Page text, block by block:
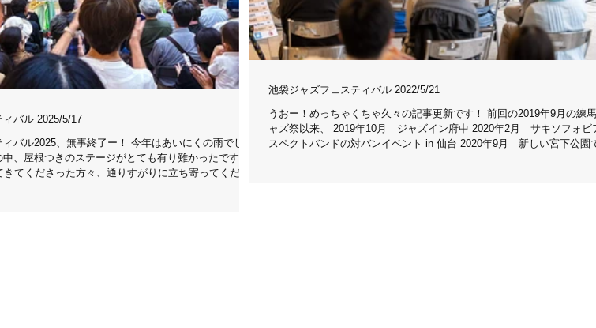
バル 2025/5/17
バル2025、無事終了ー！ 今年はあいにくの雨でし
、屋根つきのステージがとても有り難かったです。
きてくださった方々、通りすがりに立ち寄ってくださ
池袋ジャズフェスティバル 2022/5/21
うおー！めっちゃくちゃ久々の記事更新です！ 前回の2019年9月の練
ャズ祭以来、 2019年10月 ジャズイン府中 2020年2月 サキソフォビ
スペクトバンドの対バンイベント in 仙台 2020年9月 新しい宮下公園